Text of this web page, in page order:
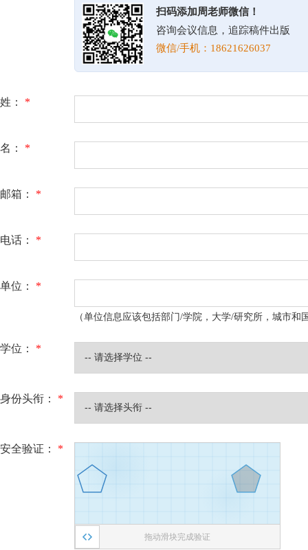
扫码添加周老师微信！
咨询会议信息，追踪稿件出版
微信/手机：18621626037
姓： *
名： *
邮箱： *
电话： *
单位： *
（单位信息应该包括部门/学院，大学/研究所，城市和
学位： *
身份头衔： *
安全验证： *
拖动滑块完成验证